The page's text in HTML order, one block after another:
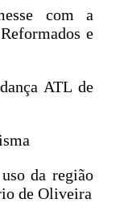
com a
e
ATL de
da região
de Oliveira